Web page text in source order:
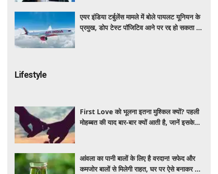
एयर इंडिया टर्बुलेंस मामले में बोले पायलट यूनियन के
प्रमुख, डोप टेस्ट पॉजिटिव आने पर रद्द हो सकता है
Lifestyle
First Love को भूलना इतना मुश्किल क्यों? पहली
मोहब्बत की याद बार-बार क्यों आती है, जानें इसके
आंवला का पानी बालों के लिए है वरदान! सफेद और
कमजोर बालों से मिलेगी राहत, घर पर ऐसे बनाकर करें